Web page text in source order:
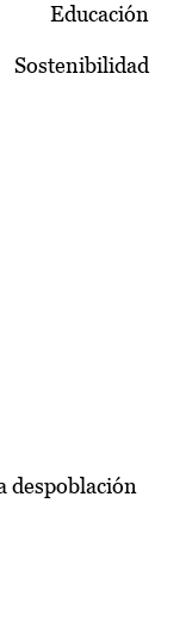
Educación
Sostenibilidad
despoblación